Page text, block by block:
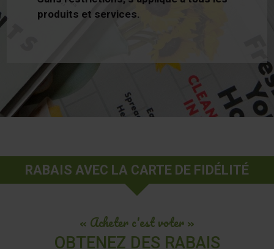
produits et services.
RABAIS AVEC LA CARTE DE FIDÉLITÉ
« Acheter c'est voter »
OBTENEZ DES RABAIS